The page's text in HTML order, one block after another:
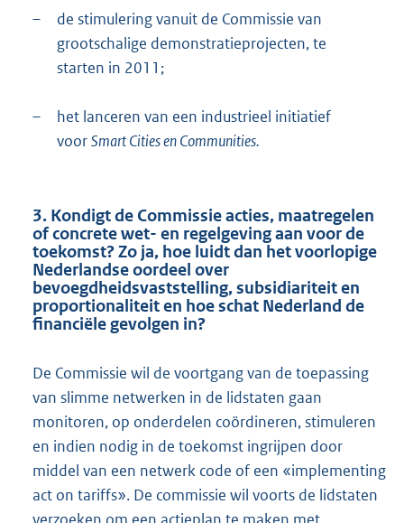
–
de stimulering vanuit de Commissie van
grootschalige demonstratieprojecten, te
starten in 2011;
–
het lanceren van een industrieel initiatief
voorSmart Cities en Communities.
3. Kondigt de Commissie acties, maatregelen
of concrete wet- en regelgeving aan voor de
toekomst? Zo ja, hoe luidt dan het voorlopige
Nederlandse oordeel over
bevoegdheidsvaststelling, subsidiariteit en
proportionaliteit en hoe schat Nederland de
financiële gevolgen in?
De Commissie wil de voortgang van de toepassing
van slimme netwerken in de lidstaten gaan
monitoren, op onderdelen coördineren, stimuleren
en indien nodig in de toekomst ingrijpen door
middel van een netwerk code of een «implementing
act on tariffs». De commissie wil voorts de lidstaten